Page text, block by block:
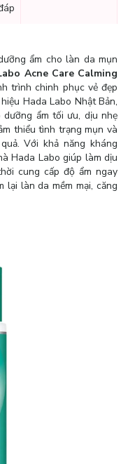
ẩm cho làn da mụn
Acne Care Calming
trình chinh phục vẻ đẹp
Hada Labo Nhật Bản,
dưỡng ẩm tối ưu, dịu nhẹ
thiểu tình trạng mụn và
Với khả năng kháng
Hada Labo giúp làm dịu
cung cấp độ ẩm ngay
lại làn da mềm mại, căng